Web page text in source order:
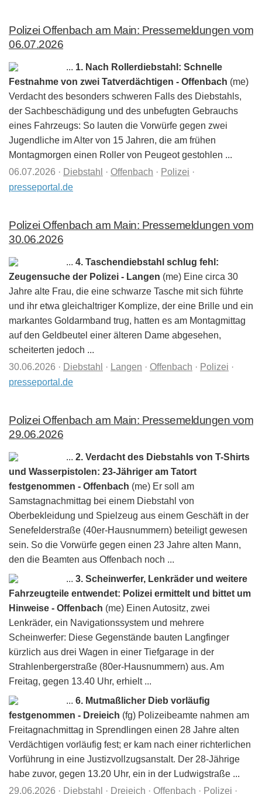
Polizei Offenbach am Main: Pressemeldungen vom
06.07.2026
... 1. Nach Rollerdiebstahl: Schnelle
Festnahme von zwei Tatverdächtigen - Offenbach (me)
Verdacht des besonders schweren Falls des Diebstahls,
der Sachbeschädigung und des unbefugten Gebrauchs
eines Fahrzeugs: So lauten die Vorwürfe gegen zwei
Jugendliche im Alter von 15 Jahren, die am frühen
Montagmorgen einen Roller von Peugeot gestohlen ...
06.07.2026 · Diebstahl · Offenbach · Polizei ·
presseportal.de
Polizei Offenbach am Main: Pressemeldungen vom
30.06.2026
... 4. Taschendiebstahl schlug fehl:
Zeugensuche der Polizei - Langen (me) Eine circa 30
Jahre alte Frau, die eine schwarze Tasche mit sich führte
und ihr etwa gleichaltriger Komplize, der eine Brille und ein
markantes Goldarmband trug, hatten es am Montagmittag
auf den Geldbeutel einer älteren Dame abgesehen,
scheiterten jedoch ...
30.06.2026 · Diebstahl · Langen · Offenbach · Polizei ·
presseportal.de
Polizei Offenbach am Main: Pressemeldungen vom
29.06.2026
... 2. Verdacht des Diebstahls von T-Shirts
und Wasserpistolen: 23-Jähriger am Tatort
festgenommen - Offenbach (me) Er soll am
Samstagnachmittag bei einem Diebstahl von
Oberbekleidung und Spielzeug aus einem Geschäft in der
Senefelderstraße (40er-Hausnummern) beteiligt gewesen
sein. So die Vorwürfe gegen einen 23 Jahre alten Mann,
den die Beamten aus Offenbach noch ...
... 3. Scheinwerfer, Lenkräder und weitere
Fahrzeugteile entwendet: Polizei ermittelt und bittet um
Hinweise - Offenbach (me) Einen Autositz, zwei
Lenkräder, ein Navigationssystem und mehrere
Scheinwerfer: Diese Gegenstände bauten Langfinger
kürzlich aus drei Wagen in einer Tiefgarage in der
Strahlenbergerstraße (80er-Hausnummern) aus. Am
Freitag, gegen 13.40 Uhr, erhielt ...
... 6. Mutmaßlicher Dieb vorläufig
festgenommen - Dreieich (fg) Polizeibeamte nahmen am
Freitagnachmittag in Sprendlingen einen 28 Jahre alten
Verdächtigen vorläufig fest; er kam nach einer richterlichen
Vorführung in eine Justizvollzugsanstalt. Der 28-Jährige
habe zuvor, gegen 13.20 Uhr, ein in der Ludwigstraße ...
29.06.2026 · Diebstahl · Dreieich · Offenbach · Polizei ·